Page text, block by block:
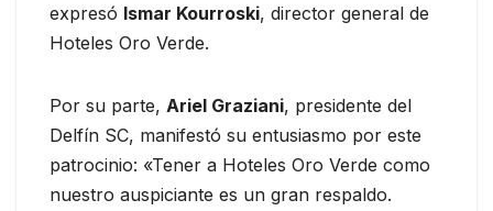
expresó Ismar Kourroski, director general de
Hoteles Oro Verde.
Por su parte, Ariel Graziani, presidente del
Delfín SC, manifestó su entusiasmo por este
patrocinio: «Tener a Hoteles Oro Verde como
nuestro auspiciante es un gran respaldo.